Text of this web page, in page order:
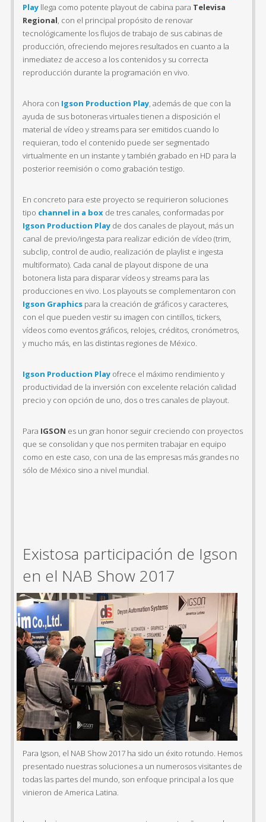
Play llega como potente playout de cabina para Televisa
Regional , con el principal propósito de renovar
tecnológicamente los flujos de trabajo de sus cabinas de
producción, ofreciendo mejores resultados en cuanto a la
inmediatez de acceso a los contenidos y su correcta
reproducción durante la programación en vivo.
Ahora con Igson Production Play , además de que con la
ayuda de sus botoneras virtuales tienen a disposición el
material de vídeo y streams para ser emitidos cuando lo
requieran, todo el contenido puede ser segmentado
virtualmente en un instante y también grabado en HD para la
posterior reemisión o como grabación testigo.
En concreto para este proyecto se requirieron soluciones
tipo channel in a box de tres canales, conformadas por
Igson Production Play de dos canales de playout, más un
canal de previo/ingesta para realizar edición de vídeo (trim,
subclip, control de audio, realización de playlist e ingesta
multiformato). Cada canal de playout dispone de una
botonera lista para disparar vídeos y streams para las
producciones en vivo. Los playouts se complementaron con
Igson Graphics para la creación de gráficos y caracteres,
con el que pueden vestir su imagen con cintillos, tickers,
vídeos como eventos gráficos, relojes, créditos, cronómetros,
y mucho más, en las distintas regiones de México.
Igson Production Play ofrece el máximo rendimiento y
productividad de la inversión con excelente relación calidad
precio y con opción de uno, dos o tres canales de playout.
Para IGSON es un gran honor seguir creciendo con proyectos
que se consolidan y que nos permiten trabajar en equipo
como en este caso, con una de las empresas más grandes no
sólo de México sino a nivel mundial.
Existosa participación de Igson
en el NAB Show 2017
Para Igson, el NAB Show 2017 ha sido un éxito rotundo. Hemos
presentado nuestras soluciones a un numerosos visitantes de
todas las partes del mundo, son enfoque principal a los que
vinieron de America Latina.